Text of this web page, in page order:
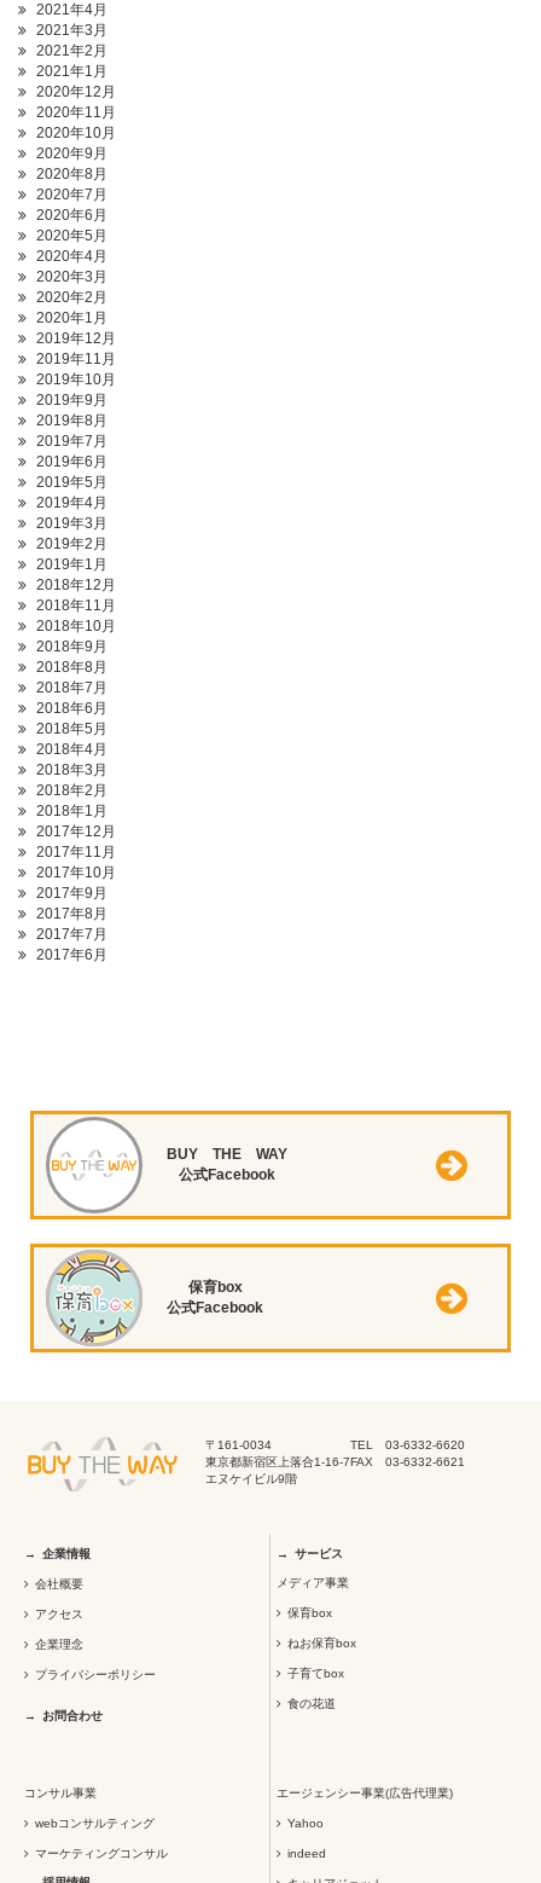
2021年4月
2021年3月
2021年2月
2021年1月
2020年12月
2020年11月
2020年10月
2020年9月
2020年8月
2020年7月
2020年6月
2020年5月
2020年4月
2020年3月
2020年2月
2020年1月
2019年12月
2019年11月
2019年10月
2019年9月
2019年8月
2019年7月
2019年6月
2019年5月
2019年4月
2019年3月
2019年2月
2019年1月
2018年12月
2018年11月
2018年10月
2018年9月
2018年8月
2018年7月
2018年6月
2018年5月
2018年4月
2018年3月
2018年2月
2018年1月
2017年12月
2017年11月
2017年10月
2017年9月
2017年8月
2017年7月
2017年6月
BUY THE WAY
公式Facebook
保育box
公式Facebook
〒161-0034
東京都新宿区上落合1-16-7
エヌケイビル9階
TEL 03-6332-6620
FAX 03-6332-6621
企業情報
会社概要
アクセス
企業理念
プライバシーポリシー
お問合わせ
サービス
メディア事業
保育box
ねお保育box
子育てbox
食の花道
コンサル事業
webコンサルティング
マーケティングコンサル
エージェンシー事業(広告代理業)
Yahoo
indeed